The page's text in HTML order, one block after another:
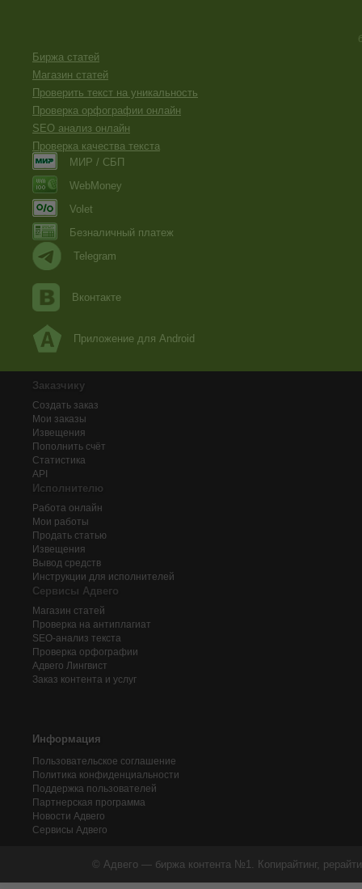
Биржа статей
Магазин статей
Проверить текст на уникальность
Проверка орфографии онлайн
SEO анализ онлайн
Проверка качества текста
МИР / СБП
WebMoney
Volet
Безналичный платеж
Telegram
Вконтакте
Приложение для Android
Заказчику
Создать заказ
Мои заказы
Извещения
Пополнить счёт
Статистика
API
Исполнителю
Работа онлайн
Мои работы
Продать статью
Извещения
Вывод средств
Инструкции для исполнителей
Сервисы Адвего
Магазин статей
Проверка на антиплагиат
SEO-анализ текста
Проверка орфографии
Адвего Лингвист
Заказ контента и услуг
Информация
Пользовательское соглашение
Политика конфиденциальности
Поддержка пользователей
Партнерская программа
Новости Адвего
Сервисы Адвего
© Адвего — биржа контента №1. Копирайтинг,